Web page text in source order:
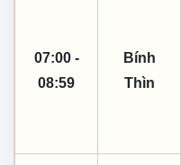
07:00 -
08:59
Bính
Thìn